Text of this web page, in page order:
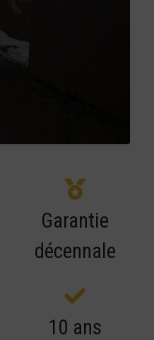
Garantie
décennale
10 ans